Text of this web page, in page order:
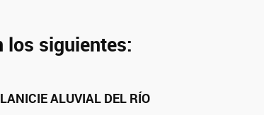
los siguientes:
ALUVIAL DEL RÍO